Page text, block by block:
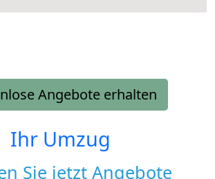
Angebote erhalten
Ihr Umzug
Sie jetzt Angebote